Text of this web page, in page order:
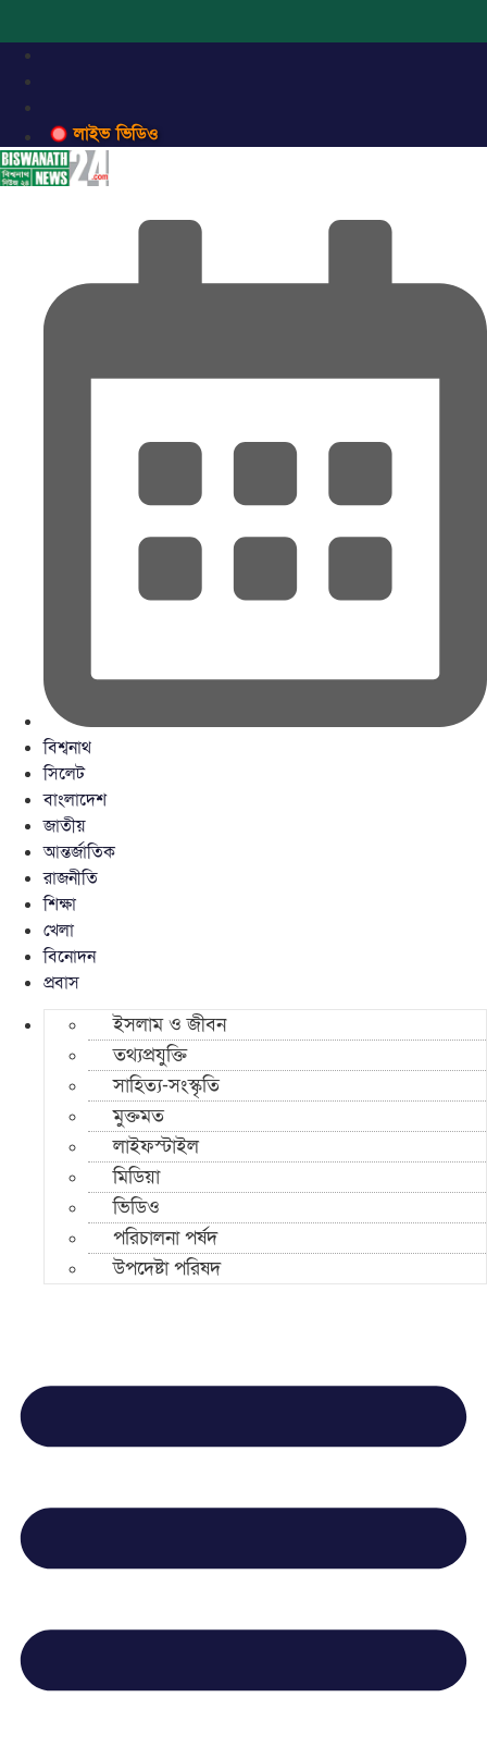
লাইভ ভিডিও
বিশ্বনাথ
সিলেট
বাংলাদেশ
জাতীয়
আন্তর্জাতিক
রাজনীতি
শিক্ষা
খেলা
বিনোদন
প্রবাস
ইসলাম ও জীবন
তথ্যপ্রযুক্তি
সাহিত্য-সংস্কৃতি
মুক্তমত
লাইফস্টাইল
মিডিয়া
ভিডিও
পরিচালনা পর্ষদ
উপদেষ্টা পরিষদ